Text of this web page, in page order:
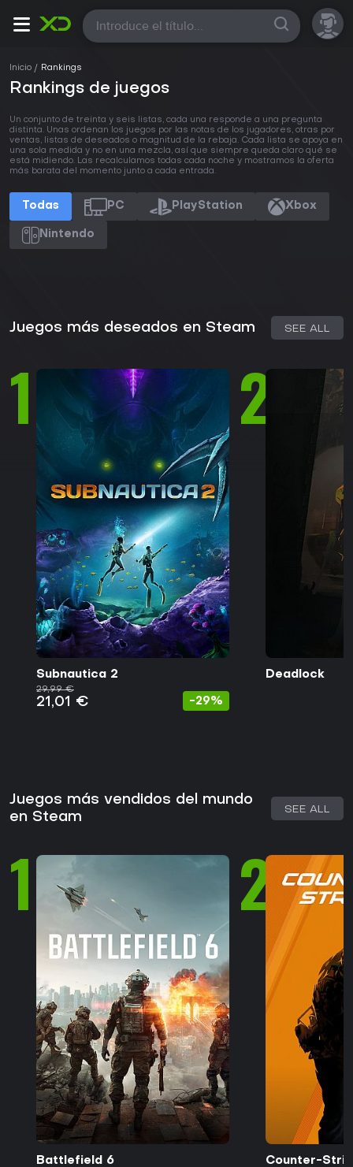
Todas
Inicio Rankings
Rankings de juegos
Un conjunto de treinta y seis listas, cada una responde a una pregunta
distinta. Unas ordenan los juegos por las notas de los jugadores, otras por
ventas, listas de deseados o magnitud de la rebaja. Cada lista se apoya en
una sola medida y no en una mezcla, así que siempre queda claro qué se
está midiendo. Las recalculamos todas cada noche y mostramos la oferta
más barata del momento junto a cada entrada.
Todas PC PlayStation Xbox
Nintendo
Juegos más deseados en Steam SEE ALL
1
Subnautica 2
29,99 €
21,01 € -29%
2
Deadlock
Juegos más vendidos del mundo
en Steam
SEE ALL
1
Battlefield 6
2
Counter-